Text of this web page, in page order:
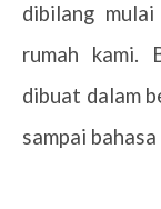
dibilang
rumah kami.
dibuat dalam
sampai